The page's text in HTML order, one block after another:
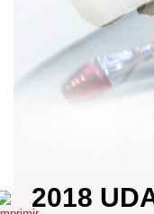
2018